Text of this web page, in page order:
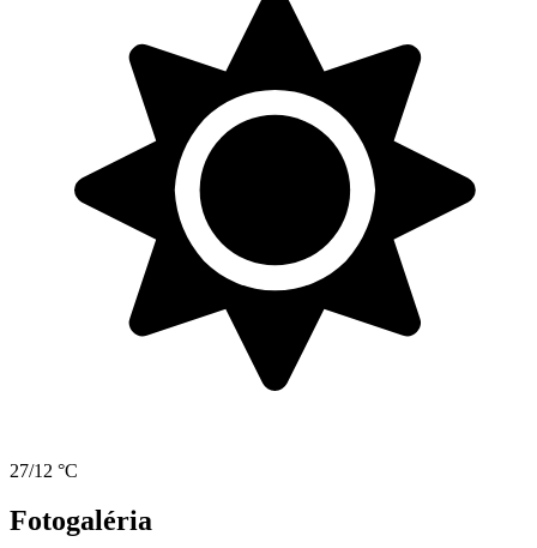
27/12 °C
Fotogaléria